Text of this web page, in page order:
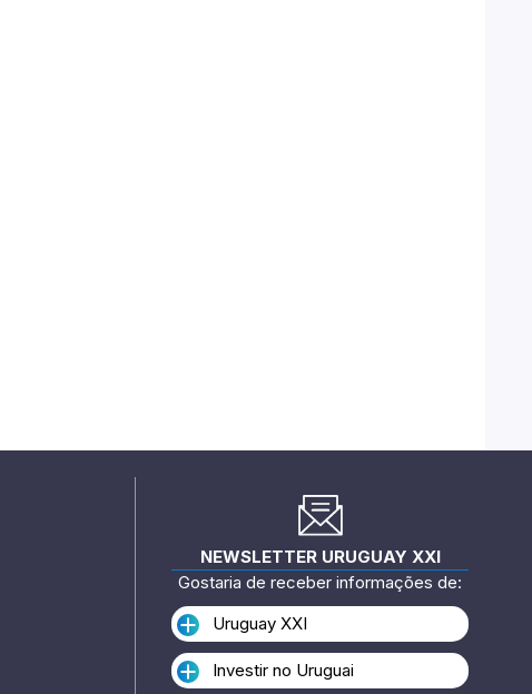
NEWSLETTER URUGUAY XXI
Gostaria de receber informações de:
Uruguay XXI
Investir no Uruguai